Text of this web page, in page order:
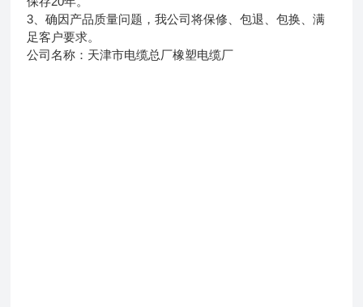
3、确因产品质量问题，我公司将保修、包退、包换、满
足客户要求。
公司名称：天津市电缆总厂橡塑电缆厂